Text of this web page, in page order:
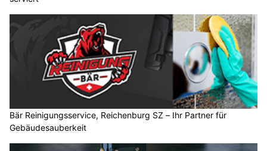
Bär Reinigungsservice, Reichenburg SZ – Ihr Partner für
Gebäudesauberkeit